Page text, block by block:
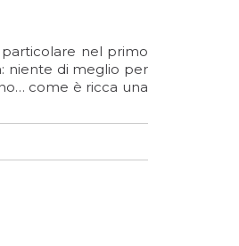
nel primo
niente di meglio per
come è ricca una